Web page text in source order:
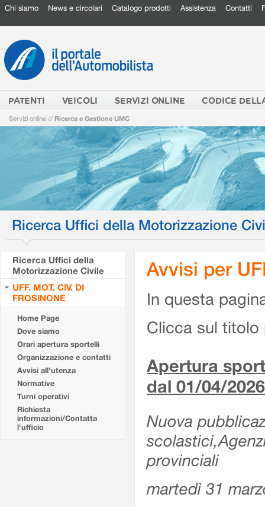
Chi siamo News e circolari Catalogo prodotti Assistenza Contatti
PATENTI VEICOLI SERVIZI ONLINE CODICE
Servizi online // Ricerca e Gestione UMC
Ricerca Uffici della Motorizzazione
Ricerca Uffici della
Motorizzazione Civile
UFF. MOT. CIV. DI
FROSINONE
Home Page
Dove siamo
Orari apertura sportelli
Organizzazione e contatti
Avvisi all'utenza
Normative
Turni operativi
Richiesta
informazioni/Contatta
l'ufficio
Avvisi per
In questa
Clicca sul titolo
Apertura
dal 01/04/2026
Nuova
provinciali
martedì 31